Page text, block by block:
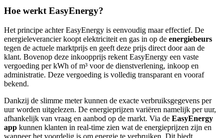
Hoe werkt EasyEnergy?
Het principe achter EasyEnergy is eenvoudig maar effectief. De
energieleverancier koopt elektriciteit en gas in op de energiebeurs
tegen de actuele marktprijs en geeft deze prijs direct door aan de
klant. Bovenop deze inkoopprijs rekent EasyEnergy een vaste
vergoeding per kWh of m³ voor de dienstverlening, inkoop en
administratie. Deze vergoeding is volledig transparant en vooraf
bekend.
Dankzij de slimme meter kunnen de exacte verbruiksgegevens per
uur worden uitgelezen. De energieprijzen variëren namelijk per uur,
afhankelijk van vraag en aanbod op de markt. Via de EasyEnergy
app kunnen klanten in real-time zien wat de energieprijzen zijn en
wanneer het voordelig is om energie te verbruiken. Dit biedt